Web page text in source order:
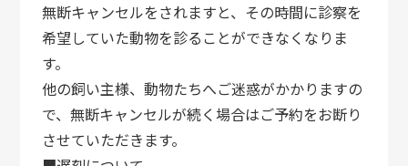
無断キャンセルをされますと、その時間に診察を
希望していた動物を診ることができなくなりま
す。
他の飼い主様、動物たちへご迷惑がかかりますの
で、無断キャンセルが続く場合はご予約をお断り
させていただきます。